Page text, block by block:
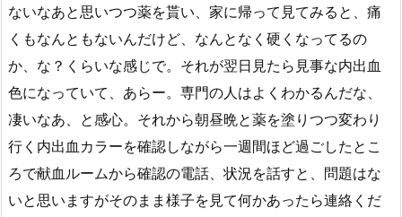
ないなあと思いつつ薬を貰い、家に帰って見てみると、痛
くもなんともないんだけど、なんとなく硬くなってるの
か、な？くらいな感じで。それが翌日見たら見事な内出血
色になっていて、あらー。専門の人はよくわかるんだな、
凄いなあ、と感心。それから朝昼晩と薬を塗りつつ変わり
行く内出血カラーを確認しながら一週間ほど過ごしたとこ
ろで献血ルームから確認の電話、状況を話すと、問題はな
いと思いますがそのまま様子を見て何かあったら連絡くだ